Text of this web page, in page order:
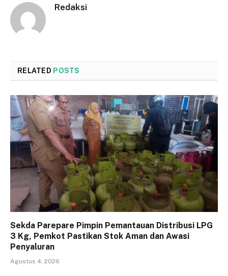
Redaksi
RELATED POSTS
Sekda Parepare Pimpin Pemantauan Distribusi LPG
3 Kg, Pemkot Pastikan Stok Aman dan Awasi
Penyaluran
Agustus 4, 2026